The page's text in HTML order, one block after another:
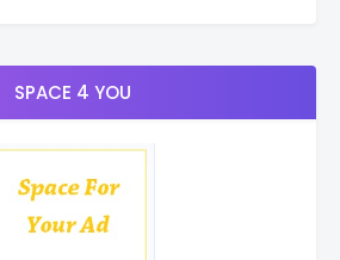
SPACE 4 YOU